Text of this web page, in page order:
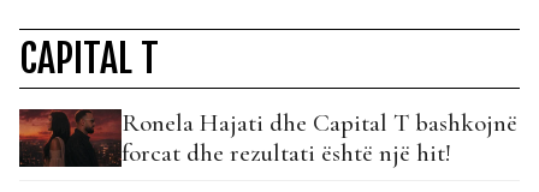
CAPITAL T
Ronela Hajati dhe Capital T bashkojnë
forcat dhe rezultati është një hit!